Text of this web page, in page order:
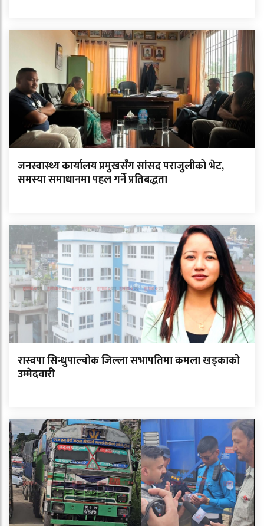
जनस्वास्थ्य कार्यालय प्रमुखसँग सांसद पराजुलीको भेट,
समस्या समाधानमा पहल गर्ने प्रतिबद्धता
रास्वपा सिन्धुपाल्चोक जिल्ला सभापतिमा कमला खड्काको
उम्मेदवारी